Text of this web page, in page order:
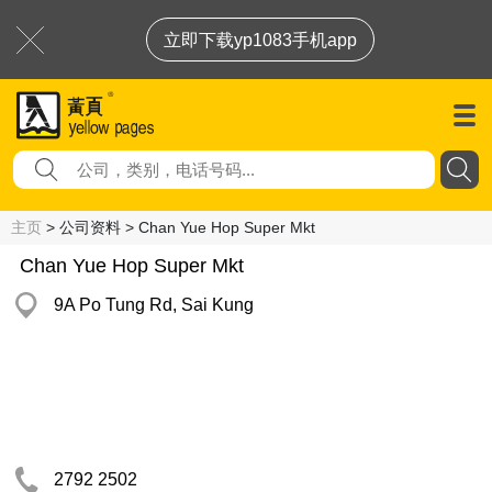
立即下载yp1083手机app
主页 > 公司资料 > Chan Yue Hop Super Mkt
Chan Yue Hop Super Mkt
9A Po Tung Rd, Sai Kung
2792 2502